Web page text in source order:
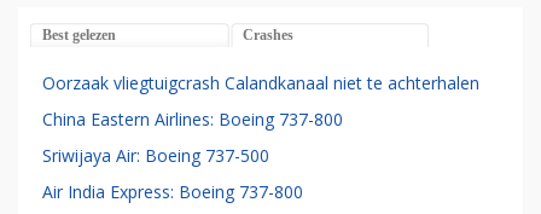
Best gelezen Crashes
Oorzaak vliegtuigcrash Calandkanaal niet te achterhalen
China Eastern Airlines: Boeing 737-800
Sriwijaya Air: Boeing 737-500
Air India Express: Boeing 737-800